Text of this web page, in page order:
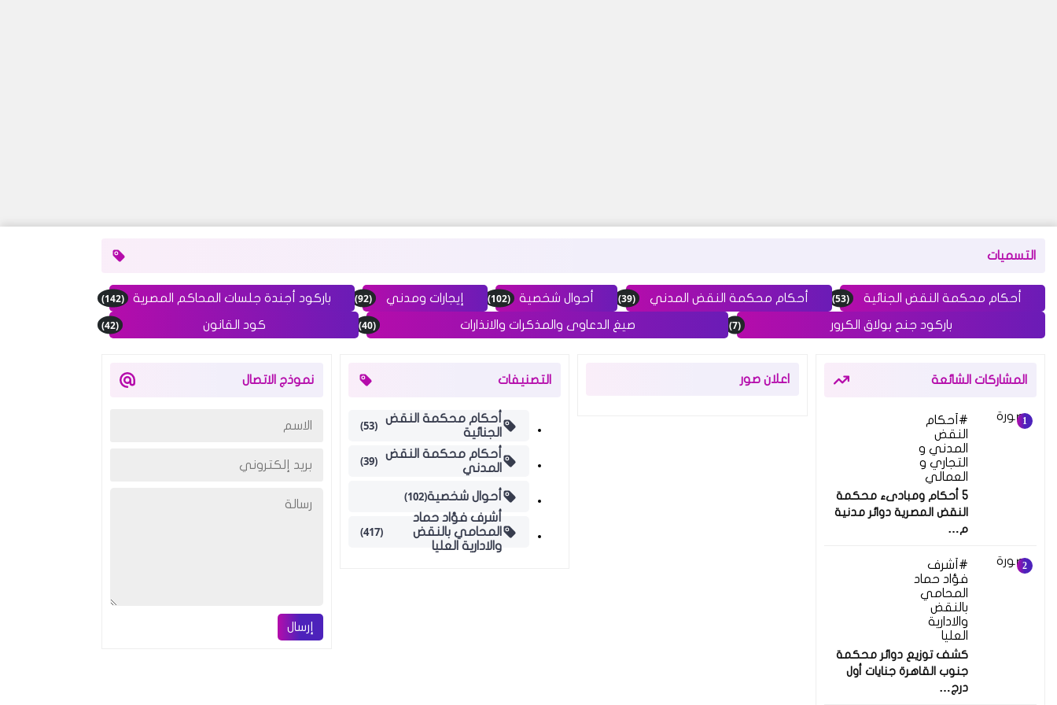
التسميات
أحكام محكمة النقض الجنائية (53) أحكام محكمة النقض المدني (39) أحوال شخصية (102) إيجارات ومدني (92) باركود أجندة جلسات المحاكم المصرية (142)
باركود جنح بولاق الكرور (7) صيغ الدعاوى والمذكرات والانذارات (40) كود القانون (42)
المشاركات الشائعة
أحكام
النقض
المدني و
التجاري و
العمالي
5 أحكام ومبادىء محكمة
النقض المصرية دوائر مدنية
م…
أشرف
فؤاد حماد
المحامي
بالنقض
والادارية
العليا
كشف توزيع دوائر محكمة
جنوب القاهرة جنايات أول
درج…
اعلان صور التصنيفات
أحكام محكمة النقض
الجنائية
(53)
أحكام محكمة النقض
المدني
(39)
أحوال شخصية(102)
أشرف فؤاد حماد
المحامي بالنقض
والادارية العليا
(417)
نموذج الاتصال
إرسال